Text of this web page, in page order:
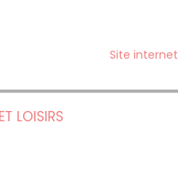
Site internet
LOISIRS